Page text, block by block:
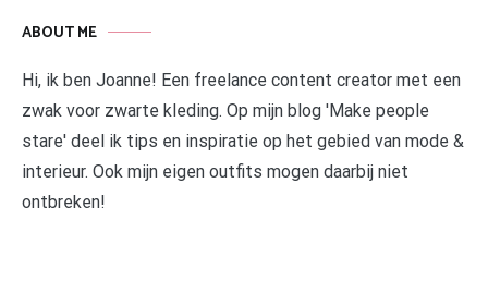
ABOUT ME
Hi, ik ben Joanne! Een freelance content creator met een
zwak voor zwarte kleding. Op mijn blog 'Make people
stare' deel ik tips en inspiratie op het gebied van mode &
interieur. Ook mijn eigen outfits mogen daarbij niet
ontbreken!